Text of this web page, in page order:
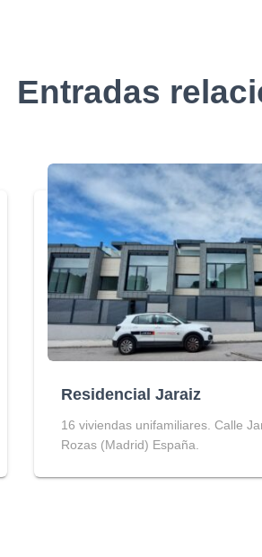
Entradas
Residencial Jaraiz
16 viviendas unifamiliares. Calle
Rozas (Madrid) España.